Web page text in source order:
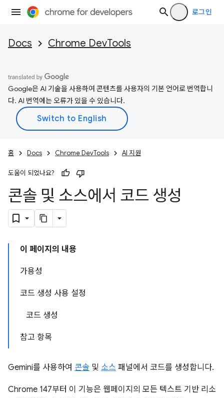
로그인
Docs Chrome DevTools
Google은 AI 기술을 사용하여 콘텐츠를 사용자의 기본 언어로 번역합니
다. AI 번역에는 오류가 있을 수 있습니다.
홈 Docs Chrome DevTools AI 지원
도움이 되었나요?
콘솔 및 소스에서 코드 생성
이 페이지의 내용
가용성
코드 생성 사용 설정
코드 생성
참고 항목
Gemini를 사용하여 콘솔 및 소스 패널에서 코드를 생성합니다.
Chrome 147부터 이 기능은 웹페이지의 모든 텍스트 기반 리소